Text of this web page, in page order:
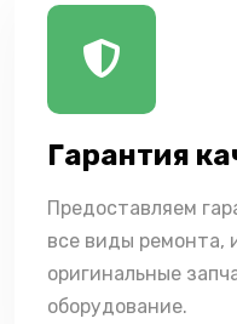
Гарантия
Предоставляем
все виды ремонта,
оригинальные
оборудование.